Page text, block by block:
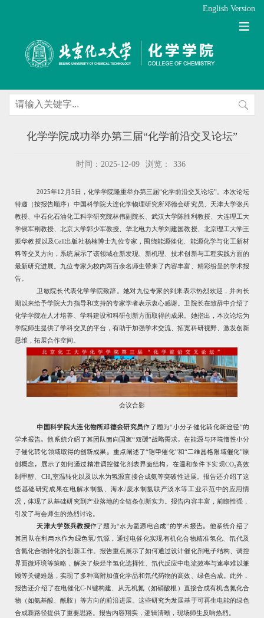
English Version
化学学院成功举办第三届“化学前沿交叉论坛”
时间：2025-12-09 浏览： 336
2025年12 月5日，化学学院隆重举办第三届“化学前沿交叉论坛”。本次论坛
特邀（按报告顺序）中国科学院大连化学物理研究所邓德会研究员、天津大学张兵
教授、中石化石油化工科学研究院林伟副院长、武汉大学陈胜利教授、大连理工大
学侯军刚教授、北京大学郭少军教授、华北电力大学刘建国教授、北京理工大学王
振华教授以及Cell出版社杨楠博士九位专家，围绕能源催化、能源化学与化工新材
料等交叉方向，系统展示了该领域在新发现、新机理、技术创新与工程实践方面的
最新研究进展。九位专家为校内两百余名师生带来了内容丰富、精彩纷呈的学术报
告。
卫敏院长代表化学学院致辞。她对九位专家的到来表示热烈欢迎，并向长
期以来给予学院大力指导和支持的专家学者表示衷心感谢。卫院长在致辞中介绍了
化学学院在人才培养、学科建设和科研创新方面取得的成果。她指出，本次论坛为
学院师生提供了学科交叉的平台，有助于加强学术交流、拓宽科研视野、激发创新
思维，拓展合作空间。
会议合影
中国科学院大连化物所邓德会研究员作了题为“小分子催化转化新途径”的
学术报告。他系统介绍了其团队面向国家“双碳”战略需求，在能源与环境惰性小分
子催化转化领域取得的创新成果。重点阐述了“铠甲催化”和“二维晶格限域催化”原
创概念，展示了如何通过精准调控催化剂表界面结构，在温和条件下实现CO₂高效
制甲醇、 CH₄室温转化以及以水为氢源直接合成氨等突破性进展。报告还介绍了这
些基础研究成果在电解水制氢、海水/废水制氢联产淡水等工业示范中的应用情
况，体现了从基础研究到产业落地的全链条创新实力。报告内容丰富，前瞻性强，
引发了与会师生的热烈讨论。
天津大学张兵教授作了题为“水为氢源电合成”的学术报告。他系统介绍了
其团队在利用水作为绿色氢/氘源，通过电催化实现有机化合物精准氢化、氘代及
含氮化合物转化的创新工作。报告重点展示了如何通过设计催化剂电子结构、调控
界面微环境等策略，解决了炔烃半氢化选择性、氘代反应中电流效率与速率难以兼
顾等关键难题，实现了多种高附加值化学品和氘代药物的高效、绿色合成。此外，
报告还介绍了在电催化C-N键构建、从无机氮（如硝酸根）直接合成有机含氮化合
物（如氨基酸、酰胺）等方向的前沿进展。这些研究为发展基于可再生电能的绿色
合成新路径提供了重要思路。报告内容翔实，逻辑清晰，现场师生反响热烈。